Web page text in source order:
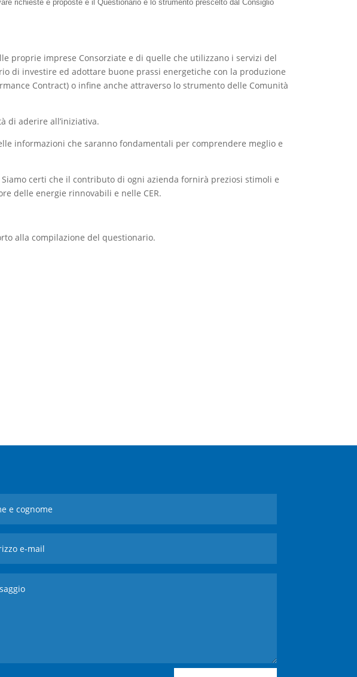
richieste e proposte e il Questionario è lo strumento prescelto dal Consiglio
proprie imprese Consorziate e di quelle che utilizzano i servizi del
di investire ed adottare buone prassi energetiche con la produzione
Contract) o infine anche attraverso lo strumento delle Comunità
di aderire all’iniziativa.
informazioni che saranno fondamentali per comprendere meglio e
certi che il contributo di ogni azienda fornirà preziosi stimoli e
delle energie rinnovabili e nelle CER.
alla compilazione del questionario.